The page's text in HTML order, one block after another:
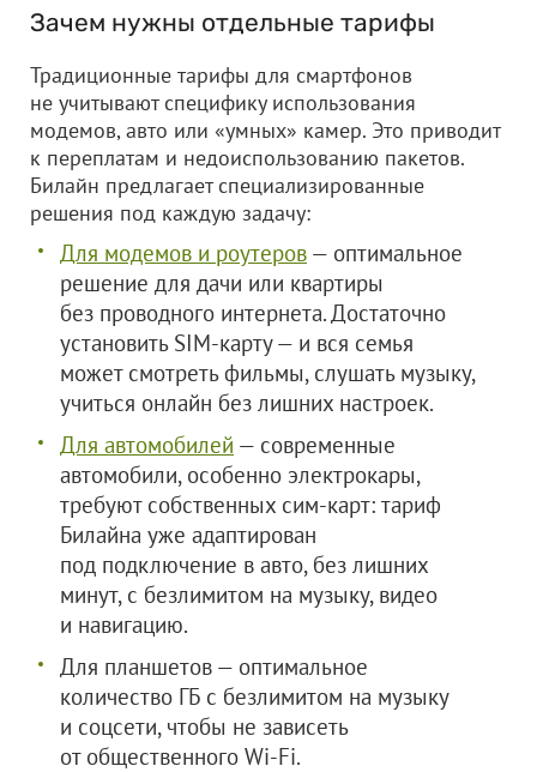
Зачем нужны отдельные тарифы
Традиционные тарифы для смартфонов
не учитывают специфику использования
модемов, авто или «умных» камер. Это приводит
к переплатам и недоиспользованию пакетов.
Билайн предлагает специализированные
решения под каждую задачу:
Для модемов и роутеров — оптимальное
решение для дачи или квартиры
без проводного интернета. Достаточно
установить SIM-карту — и вся семья
может смотреть фильмы, слушать музыку,
учиться онлайн без лишних настроек.
Для автомобилей — современные
автомобили, особенно электрокары,
требуют собственных сим-карт: тариф
Билайна уже адаптирован
под подключение в авто, без лишних
минут, с безлимитом на музыку, видео
и навигацию.
Для планшетов — оптимальное
количество ГБ с безлимитом на музыку
и соцсети, чтобы не зависеть
от общественного Wi-Fi.